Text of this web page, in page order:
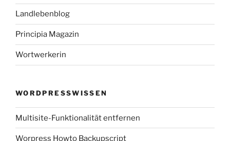
Landlebenblog
Principia Magazin
Wortwerkerin
WORDPRESSWISSEN
Multisite-Funktionalität entfernen
Worpress Howto Backupscript